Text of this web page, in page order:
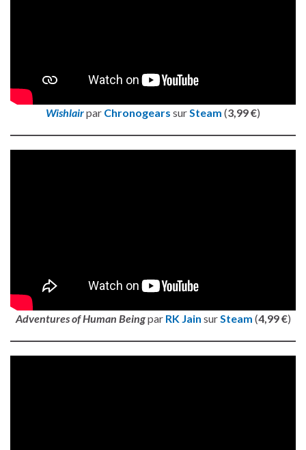
Wishlairpar Chronogears surSteam (3,99 €)
Adventures of Human Beingpar RK Jain surSteam (4,99 €)